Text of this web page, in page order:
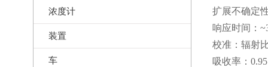
浓度计
装置
车
扩展不确定
响应时间：
校准：辐射
吸收率：0.95